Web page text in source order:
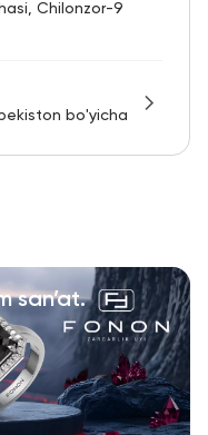
Chilonzor-9
bo'yicha
san’at.